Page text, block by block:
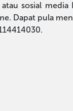
sosial media
Dapat pula